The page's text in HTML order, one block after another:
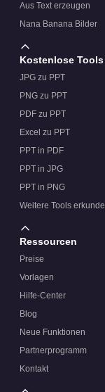
Aus Text erzeugen
Nana Banana Bilder
Kostenlose Tools
JPG zu PPT
PNG zu PPT
PDF zu PPT
Excel zu PPT
PPT in PDF
PPT in JPG
PPT in PNG
Weitere Tools
Ressourcen
Preise
Vorlagen
Hilfe-Center
Blog
Neue Funktionen
Partnerprogramm
Kontakt